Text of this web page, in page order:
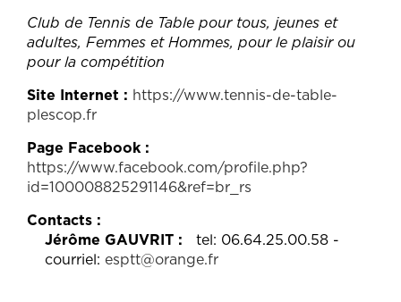
Club de Tennis de Table pour tous, jeunes et
adultes, Femmes et Hommes, pour le plaisir ou
pour la compétition
Site Internet
https://www.tennis-de-table-
plescop.fr
Page Facebook
https://www.facebook.com/profile.php?
id=100008825291146&ref=br_rs
Contacts
Jérôme GAUVRIT
tel: 06.64.25.00.58 -
courriel: esptt@orange.fr